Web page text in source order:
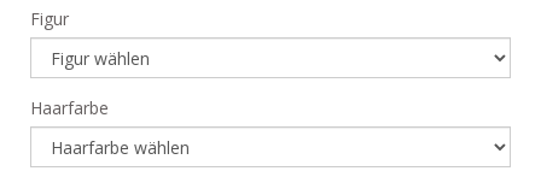
Figur
Haarfarbe